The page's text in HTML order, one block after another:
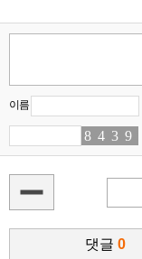
이름
86 45 31 92
댓글 0